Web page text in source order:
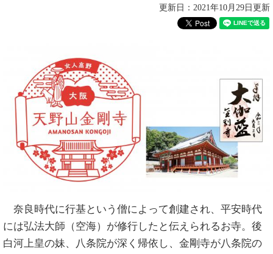
更新日：2021年10月29日更新
奈良時代に行基という僧によって創建され、平安時代
には弘法大師（空海）が修行したと伝えられるお寺。後
白河上皇の妹、八条院が深く帰依し、金剛寺が八条院の